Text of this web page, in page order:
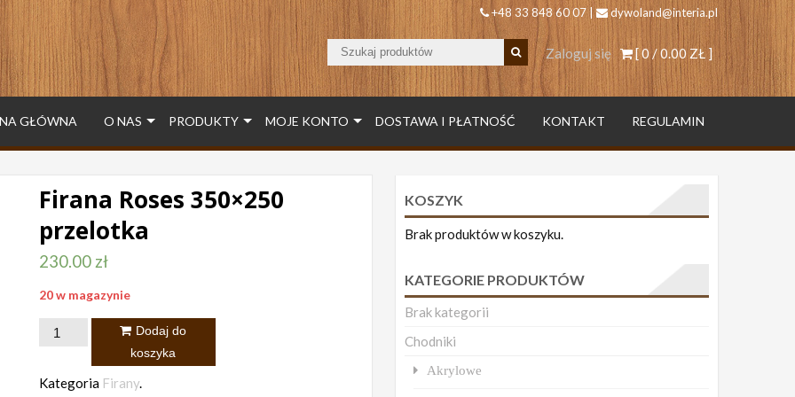
+48 33 848 60 07 | dywoland@interia.pl
[ 0 /0.00 ZŁ]
Zaloguj się
GŁÓWNA O NAS PRODUKTY MOJE KONTO DOSTAWA I PŁATNOŚĆ KONTAKT REGULAMIN
Firana Roses 350×250
przelotka
230.00 zł
20 w magazynie
ilość
Roses
Dodaj do
koszyka
Kategoria Firany.
KOSZYK
Brak produktów w koszyku.
KATEGORIE PRODUKTÓW
Brak kategorii
Chodniki
Akrylowe